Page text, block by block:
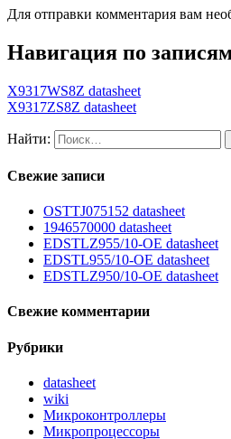
Для отправки комментария вам
Навигация по
X9317WS8Z datasheet
X9317ZS8Z datasheet
Найти:
Свежие записи
OSTTJ075152 datasheet
1946570000 datasheet
EDSTLZ955/10-OE datasheet
EDSTL955/10-OE datasheet
EDSTLZ950/10-OE datasheet
Свежие комментарии
Рубрики
datasheet
wiki
Микроконтроллеры
Микропроцессоры